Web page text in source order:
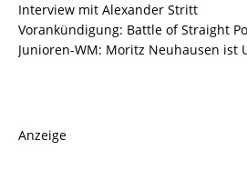
Interview mit Alexander Stritt
Vorankündigung: Battle of Straight
Junioren-WM: Moritz Neuhausen ist
Anzeige